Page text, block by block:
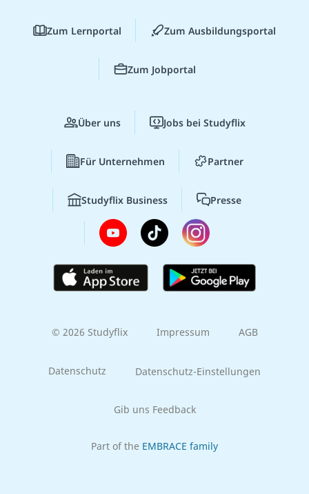
Zum Lernportal Zum Ausbildungsportal
Zum Jobportal
Über uns Jobs bei Studyflix
Für Unternehmen Partner
Studyflix Business Presse
© 2026 Studyflix Impressum AGB
Datenschutz Datenschutz-Einstellungen
Gib uns Feedback
Part of the EMBRACE family